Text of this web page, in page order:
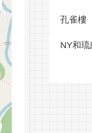
孔雀樓
NY和琉